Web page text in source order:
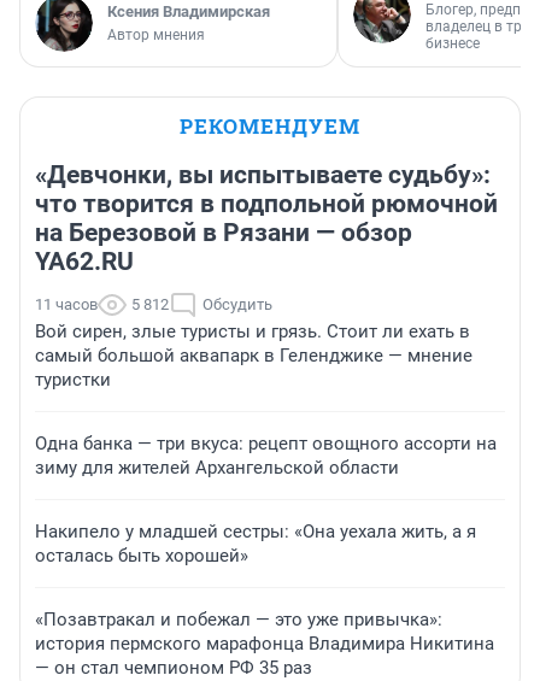
Ксения Владимирская
Автор мнения
Блогер,
владелец в
бизнесе
РЕКОМЕНДУЕМ
«Девчонки, вы испытываете судьбу»:
что творится в подпольной рюмочной
на Березовой в Рязани — обзор
YA62.RU
11 часов 5 812 Обсудить
Вой сирен, злые туристы и грязь. Стоит ли ехать в
самый большой аквапарк в Геленджике — мнение
туристки
Одна банка — три вкуса: рецепт овощного ассорти на
зиму для жителей Архангельской области
Накипело у младшей сестры: «Она уехала жить, а я
осталась быть хорошей»
«Позавтракал и побежал — это уже привычка»:
история пермского марафонца Владимира Никитина
— он стал чемпионом РФ 35 раз